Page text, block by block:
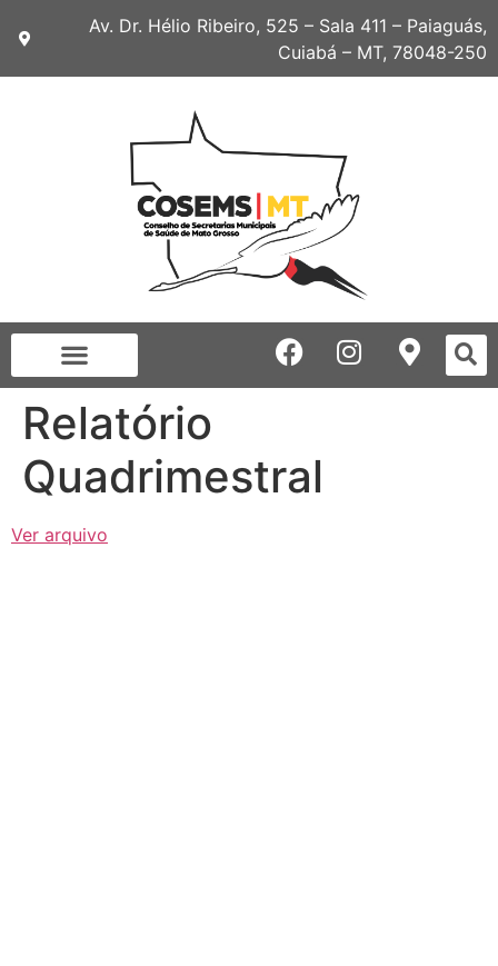
Av. Dr. Hélio Ribeiro, 525 – Sala 411 – Paiaguás,
Cuiabá – MT, 78048-250
Relatório
Quadrimestral
Ver arquivo